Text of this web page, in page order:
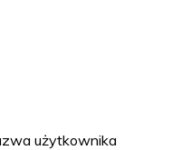
użytkownika